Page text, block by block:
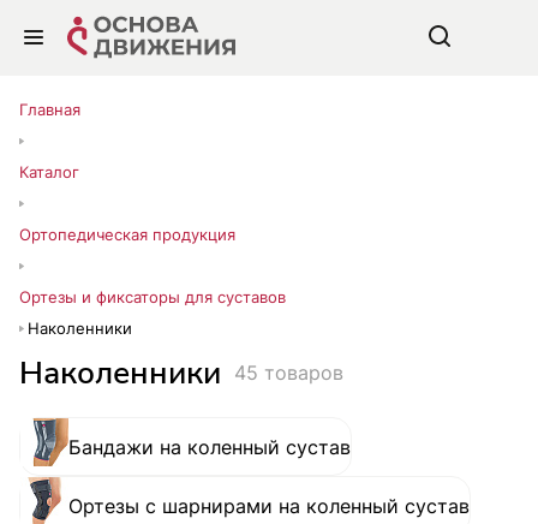
Главная
Каталог
Ортопедическая продукция
Ортезы и фиксаторы для суставов
Наколенники
Наколенники 45 товаров
Бандажи на коленный сустав
Ортезы с шарнирами на коленный сустав